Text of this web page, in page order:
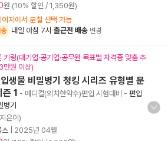
원 (10% 할인 / 1,350원)
이지에서 분철 선택 가능
내일 아침 7시 출근전 배송 변경
키링(대기업·공기업·공무원 목표별 자격증 맞춤 추
만원 이상)
생물 비밀병기 청킹 시리즈 유형별 문
즌 1 - 메디컬(의치한약수)편입 시험대비 - 편입
병기
은이)
스
2025년 04월